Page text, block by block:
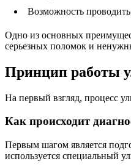
Возможность
Одно из основных
серьезных поломок и
Принцип работы
На первый взгляд, процесс
Как происходит
Первым шагом является
используется специальный